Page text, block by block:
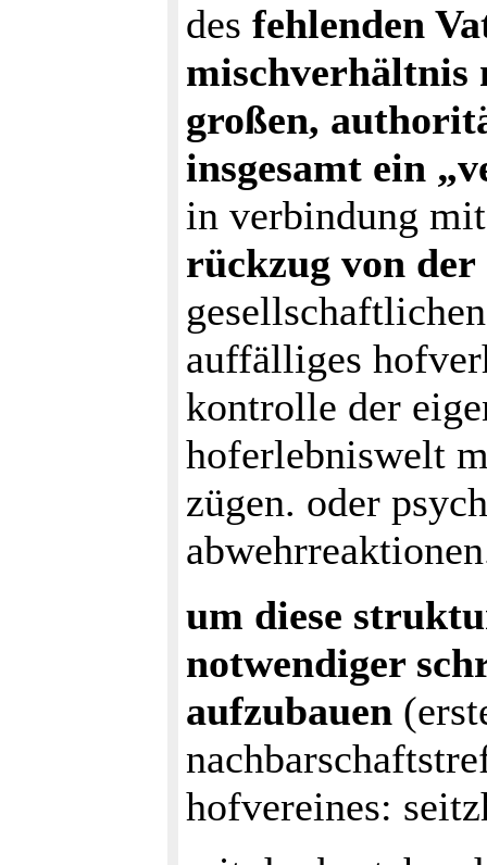
des fehlenden
mischverhältnis
großen,
insgesamt ein
in verbindung
rückzug von der
auffälliges
kontrolle der
hoferlebniswelt
zügen. oder
um diese
notwendiger
aufzubauen
hofvereines: